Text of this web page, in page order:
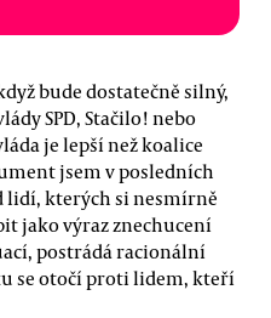
bude dostatečně silný,
SPD, Stačilo! nebo
je lepší než koalice
jsem v posledních
lidí, kterých si nesmírně
jako výraz znechucení
postrádá racionální
se otočí proti lidem, kteří